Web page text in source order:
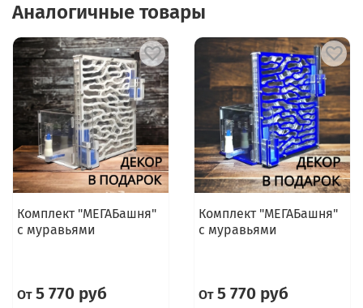
Аналогичные товары
Комплект "МЕГАБашня"
с муравьями
От5 770 руб
Комплект "МЕГАБашня"
с муравьями
От5 770 руб